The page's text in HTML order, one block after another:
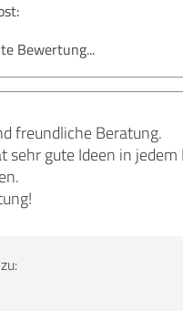
Bewertung...
freundliche Beratung.
sehr gute Ideen in jedem